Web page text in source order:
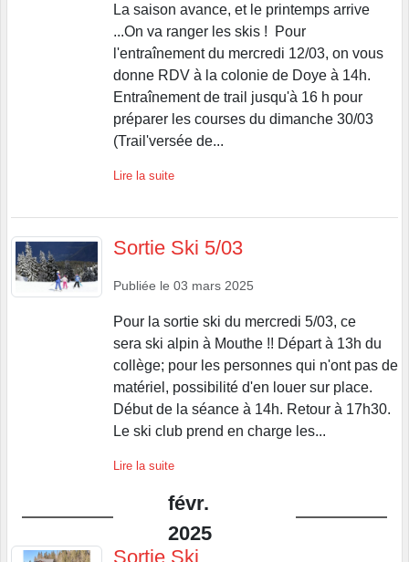
La saison avance, et le printemps arrive
...On va ranger les skis ! Pour
l'entraînement du mercredi 12/03, on vous
donne RDV à la colonie de Doye à 14h.
Entraînement de trail jusqu'à 16 h pour
préparer les courses du dimanche 30/03
(Trail'versée de...
Lire la suite
Sortie Ski 5/03
Publiée le 03 mars 2025
Pour la sortie ski du mercredi 5/03, ce
sera ski alpin à Mouthe !! Départ à 13h du
collège; pour les personnes qui n'ont pas de
matériel, possibilité d'en louer sur place.
Début de la séance à 14h. Retour à 17h30.
Le ski club prend en charge les...
Lire la suite
févr.
2025
Sortie Ski